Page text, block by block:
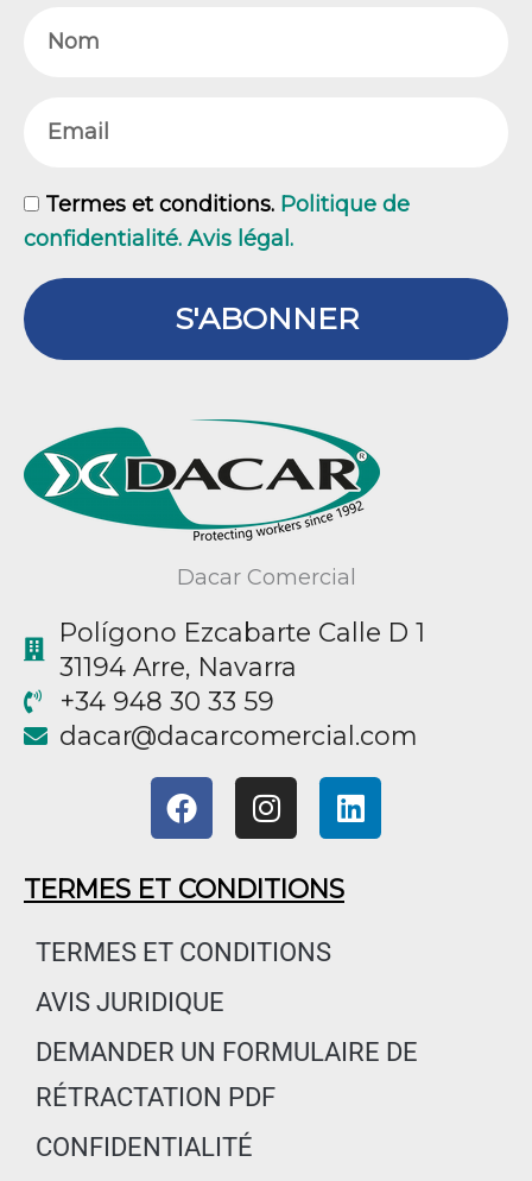
GDPR
Termes et conditions. Politique de
confidentialité. Avis légal.
S'ABONNER
Dacar Comercial
Polígono Ezcabarte Calle D 1
31194 Arre, Navarra
+34 948 30 33 59
moc.laicremocracad
@racad
F
a
e
b
o
k
I
n
t
a
g
m
L
i
TERMES ET CONDITIONS
TERMES ET CONDITIONS
AVIS JURIDIQUE
DEMANDER UN FORMULAIRE DE
RÉTRACTATION PDF
CONFIDENTIALITÉ